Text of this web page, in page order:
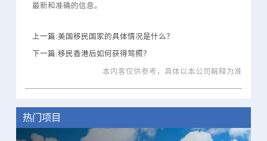
最新和准确的信息。
上一篇:美国移民国家的具体情况是什么？
下一篇:移民香港后如何获得驾照？
本内客仅供参考，具体以本公司解释为准
热门项目